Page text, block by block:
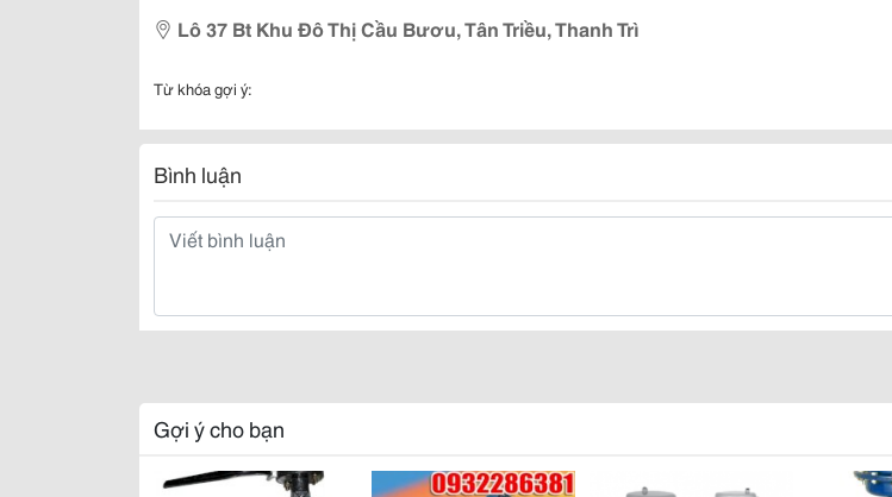
Lô 37 Bt Khu Đô Thị Cầu Bươu, Tân Triều, Thanh Trì
Từ khóa gợi ý:
Bình luận
Gợi ý cho bạn